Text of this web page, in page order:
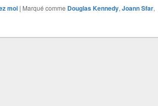
moi | Marqué comme Douglas Kennedy, Joann Sfar,